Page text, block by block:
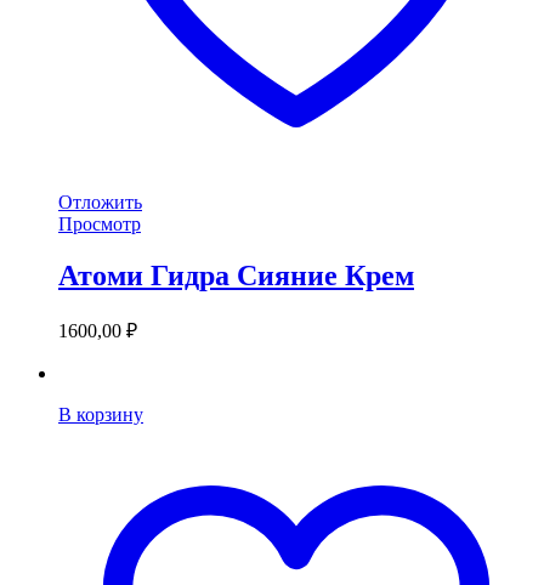
Отложить
Просмотр
Атоми Гидра Сияние Крем
1600,00 ₽
В корзину